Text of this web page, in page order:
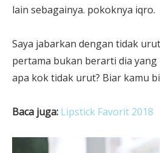
lain sebagainya. pokoknya iqro.
Saya jabarkan dengan tidak
pertama bukan berarti dia yang
apa kok tidak urut? Biar kamu
Baca juga: Lipstick Favorit 2018